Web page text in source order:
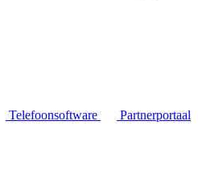
Telefoonsoftware
Partnerportaal